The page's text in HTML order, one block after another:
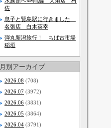
佐
息子と賢島駅に行きました
名張店 白木英幸
弾丸新潟旅行！ ちば古市場
稲垣
月別アーカイブ
2026.08 (708)
2026.07 (3972)
2026.06 (3831)
2026.05 (3864)
2026.04 (3791)